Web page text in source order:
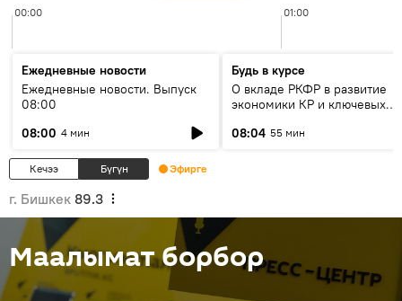
00:00 01:00
Ежедневные новости
Ежедневные новости. Выпуск
08:00
08:00 4 мин
Будь в курсе
О вкладе РКФР в развитие
экономики КР и ключевых
08:04 55 мин
Кечээ Бүгүн Эфирге
г. Бишкек 89.3
Маалымат борбор